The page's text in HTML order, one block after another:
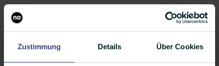
Zustimmung Details Über Cookies
Erholung ist so wichtig. Lest euch mal unser
Ergebnis aus unserem Trendmonitor durch, in
dem es darum geht, wie es die
PR-Branche mit